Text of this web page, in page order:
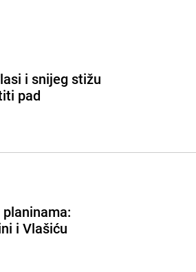
i snijeg stižu
pad
i Vlašiću